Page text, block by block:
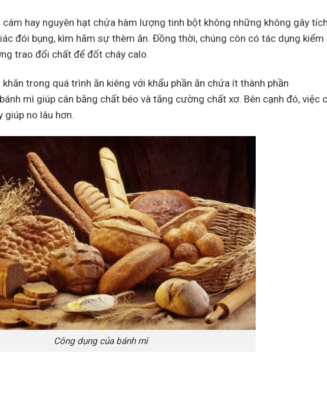
hay nguyên hạt chứa hàm lượng tinh bột không những không gây
đói bụng, kìm hãm sự thèm ăn. Đồng thời, chúng còn có tác dụng kiểm
trao đổi chất để đốt cháy calo.
trong quá trình ăn kiêng với khẩu phần ăn chứa ít thành phần
mì giúp cân bằng chất béo và tăng cường chất xơ. Bên cạnh đó, việc
giúp no lâu hơn.
Công dụng của bánh mì